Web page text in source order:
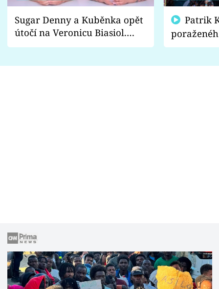
Sugar Denny a Kuběnka opět
útočí na Veronicu Biasiol.
Proč je podle nich falešná a
fanoušci